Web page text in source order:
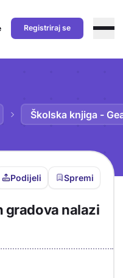
Registriraj se
Školska knjiga -
Podijeli Spremi
gradova nalazi